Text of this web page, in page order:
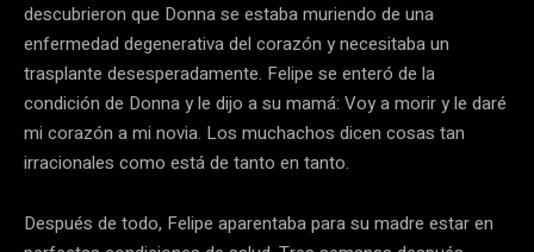
descubrieron que Donna se estaba muriendo de una
enfermedad degenerativa del corazón y necesitaba un
trasplante desesperadamente. Felipe se enteró de la
condición de Donna y le dijo a su mamá: Voy a morir y le daré
mi corazón a mi novia. Los muchachos dicen cosas tan
irracionales como está de tanto en tanto.
Después de todo, Felipe aparentaba para su madre estar en